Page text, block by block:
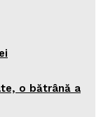
o bătrână a